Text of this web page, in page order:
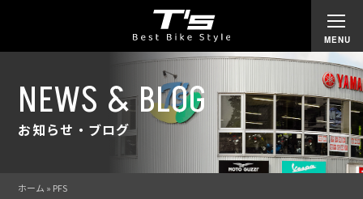
NEWS & BLOG
お知らせ・ブログ
ホーム » PFS